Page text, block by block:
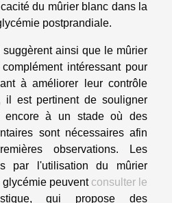
du mûrier blanc dans la
postprandiale.
suggèrent ainsi que le mûrier
intéressant pour
à améliorer leur contrôle
il est pertinent de souligner
encore à un stade où des
sont nécessaires afin
observations. Les
par l'utilisation du mûrier
peuvent consulter le
qui propose des